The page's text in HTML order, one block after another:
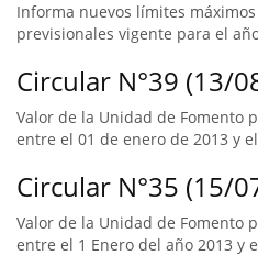
Informa nuevos límites
previsionales vigente para el
Circular N°39 (13/
Valor de la Unidad de Fomento
entre el 01 de enero de 2013 y
Circular N°35 (15/
Valor de la Unidad de Fomento
entre el 1 Enero del año 2013 y